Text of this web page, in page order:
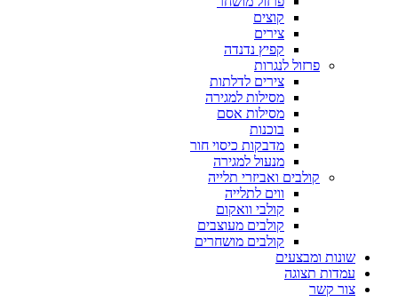
קוצים
צירים
קפיץ נדנדה
פרזול לנגרות
צירים לדלתות
מסילות למגירה
מסילות אסם
בוכנות
מדבקות כיסוי חור
מנעול למגירה
קולבים ואביזרי תלייה
ווים לתלייה
קולבי וואקום
קולבים מעוצבים
קולבים מושחרים
שונות ומבצעים
עמדות תצוגה
צור קשר